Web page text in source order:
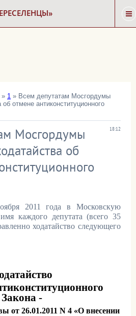
СНОСА
ФОРУМ
» 1 » Всем депутатам Мосгордумы
отмене антиконституционного
18:12
Мосгордумы
об
2011 года в Московскую
каждого депутата (всего 35
ходатайство следующего
Закона -
от 26.01.2011 N 4 «О внесении